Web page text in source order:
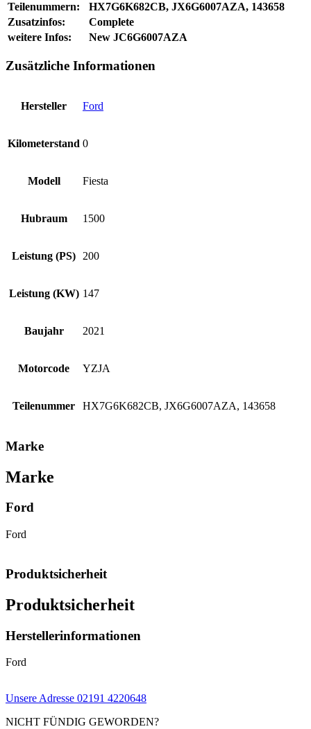
Teilenummern:
HX7G6K682CB, JX6G6007AZA, 143658
Zusatzinfos:
Complete
weitere Infos:
New JC6G6007AZA
Zusätzliche Informationen
Hersteller Ford
Kilometerstand 0
Modell Fiesta
Hubraum 1500
Leistung (PS) 200
Leistung (KW) 147
Baujahr 2021
Motorcode YZJA
Teilenummer HX7G6K682CB, JX6G6007AZA, 143658
Marke
Marke
Ford
Ford
Produktsicherheit
Produktsicherheit
Herstellerinformationen
Ford
Unsere Adresse 02191 4220648
NICHT FÜNDIG GEWORDEN?